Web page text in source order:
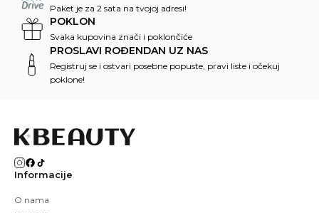
Paket je za 2 sata na tvojoj adresi!
POKLON
Svaka kupovina znači i poklončiće
PROSLAVI ROĐENDAN UZ NAS
Registruj se i ostvari posebne popuste, pravi liste i očekuj
poklone!
Informacije
O nama